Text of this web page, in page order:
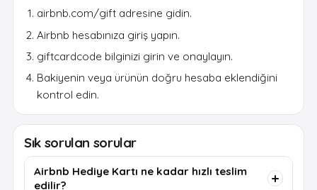
airbnb.com/gift adresine gidin.
Airbnb hesabınıza giriş yapın.
giftcardcode bilginizi girin ve onaylayın.
Bakiyenin veya ürünün doğru hesaba eklendiğini
kontrol edin.
Sık sorulan sorular
Airbnb Hediye Kartı ne kadar hızlı teslim
edilir?